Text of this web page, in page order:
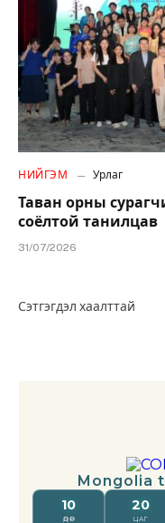
НИЙГЭМ Урлаг
Таван орны
соёлтой танилцав
31/07/2026
Сэтгэгдэл хаалттай